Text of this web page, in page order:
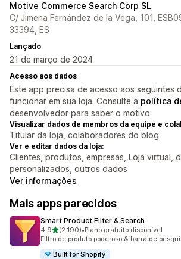
Motive Commerce Search Corp SL
C/ Jimena Fernández de la Vega, 101,
33394, ES
Lançado
21 de março de 2024
Acesso aos dados
Este app precisa de acesso aos seguintes
funcionar em sua loja. Consulte a política
desenvolvedor para saber o motivo.
Visualizar dados de membros da equipe e
Titular da loja, colaboradores do blog
Ver e editar dados da loja:
Clientes, produtos, empresas, Loja virtual,
personalizados, outros dados
Ver informações
Mais apps parecidos
Smart Product Filter & Search
4,9de 5 estrelas
(2.190)
2190 avaliações ao todo
•Plano gratuito disponível
Filtro de produto poderoso & barra de
Built for Shopify